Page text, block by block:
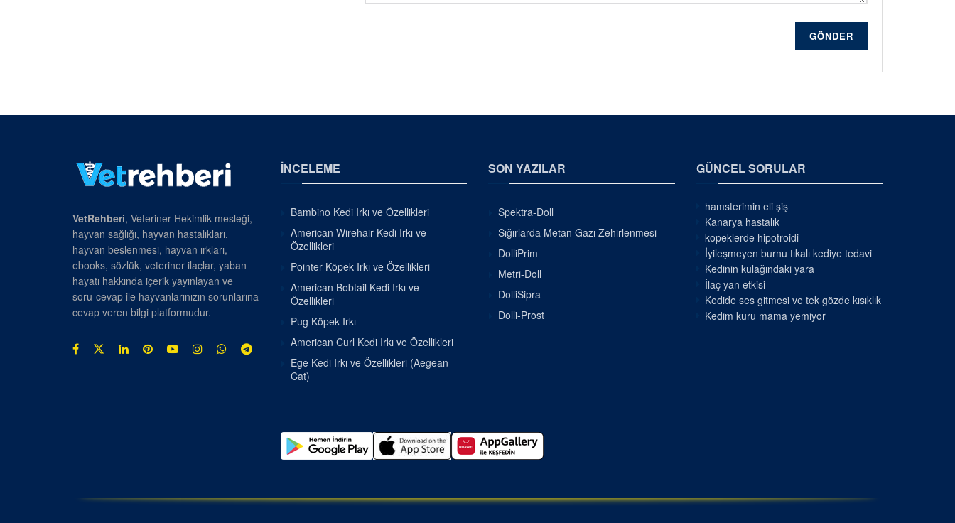
GÖNDER
VetRehberi, Veteriner Hekimlik mesleği,
hayvan sağlığı, hayvan hastalıkları,
hayvan beslenmesi, hayvan ırkları,
ebooks, sözlük, veteriner ilaçlar, yaban
hayatı hakkında içerik yayınlayan ve
soru-cevap ile hayvanlarınızın sorunlarına
cevap veren bilgi platformudur.
İNCELEME
Bambino Kedi Irkı ve Özellikleri
American Wirehair Kedi Irkı ve
Özellikleri
Pointer Köpek Irkı ve Özellikleri
American Bobtail Kedi Irkı ve
Özellikleri
Pug Köpek Irkı
American Curl Kedi Irkı ve Özellikleri
Ege Kedi Irkı ve Özellikleri (Aegean
Cat)
SON YAZILAR
Spektra-Doll
Sığırlarda Metan Gazı Zehirlenmesi
DolliPrim
Metri-Doll
DolliSipra
Dolli-Prost
GÜNCEL SORULAR
hamsterimin eli şiş
Kanarya hastalık
kopeklerde hipotroidi
İyileşmeyen burnu tıkalı kediye tedavi
Kedinin kulağındaki yara
İlaç yan etkisi
Kedide ses gitmesi ve tek gözde kısıklık
Kedim kuru mama yemiyor